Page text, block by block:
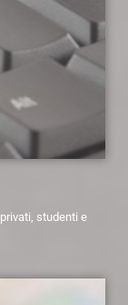
studenti e